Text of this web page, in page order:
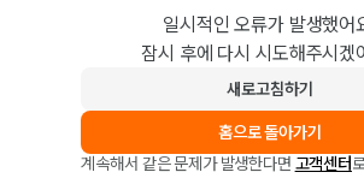
일시적인 오류가 발생했어
잠시 후에 다시 시도해주시겠
새로고침하기
홈으로 돌아가기
계속해서 같은 문제가 발생한다면 고객센터